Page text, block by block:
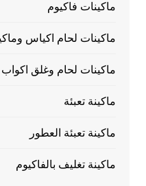
ماكينات فاكيوم
ماكينات لحام اكياس
ماكينات لحام وغلق اكواب
ماكينة تعبئة
ماكينة تعبئة العطور
ماكينة تغليف بالفاكيوم